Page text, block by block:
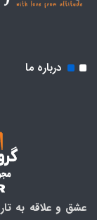
درباره ما
عشق و علاقه به